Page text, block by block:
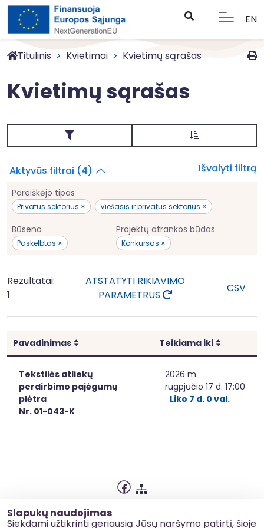
Slapukų naudojimas
Siekdami užtikrinti geriausią Jūsų naršymo patirtį, šioje
EN
Titulinis Kvietimai Kvietimų sąrašas
Kvietimų sąrašas
Aktyvūs filtrai (4) Išvalyti filtrą
Pareiškėjo tipas
Privatus sektorius × Viešasis ir privatus sektorius ×
Būsena
Paskelbtas ×
Projektų atrankos būdas
Konkursas ×
Rezultatai:
1
ATSTATYTI RIKIAVIMO
PARAMETRUS
CSV
Pavadinimas Rikiuoti Teikiama iki Rikiuoti
Tekstilės atliekų
perdirbimo pajėgumų
plėtra
Nr. 01-043-K
2026 m.
rugpjūčio 17 d. 17:00
Liko 7 d. 0 val.
Slapukų naudojimas